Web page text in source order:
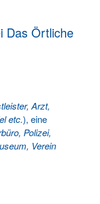
Das Örtliche
Arzt,
etc.), eine
Polizei,
Verein